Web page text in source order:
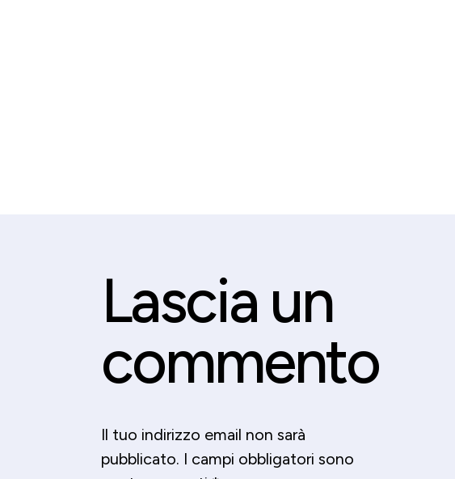
Lascia un
commento
Il tuo indirizzo email non sarà
pubblicato. I campi obbligatori sono